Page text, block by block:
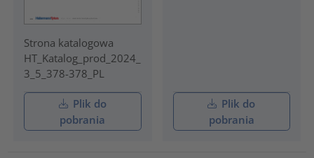
Strona katalogowa
HT_Katalog_prod_2024_
3_5_378-378_PL
Plik do
pobrania
Plik do
pobrania